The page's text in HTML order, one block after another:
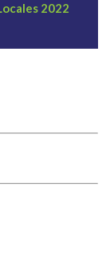
2022